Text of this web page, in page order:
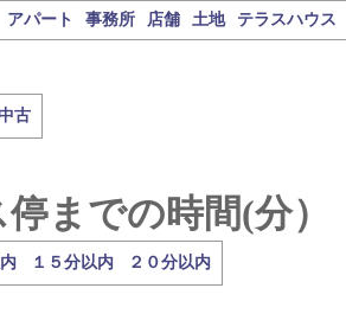
アパート 事務所 店舗 土地 テラスハウス
古
までの時間(分）
１５分以内 ２０分以内